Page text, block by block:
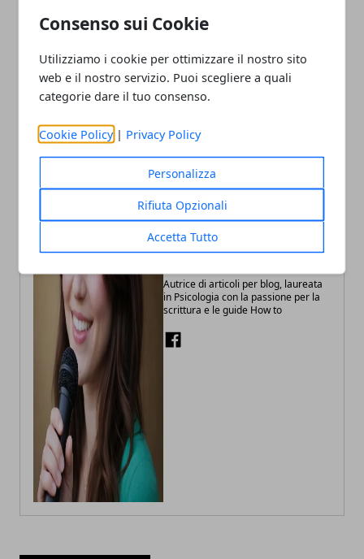
Consenso sui Cookie
Utilizziamo i cookie per ottimizzare il nostro sito
web e il nostro servizio. Puoi scegliere a quali
categorie dare il tuo consenso.
Cookie Policy | Privacy Policy
Personalizza
Rifiuta Opzionali
Accetta Tutto
gioco: nuovo spazio
parlare: presentato il libro
Annalisa Biasi
Autrice di articoli per blog, laureata
in Psicologia con la passione per la
scrittura e le guide How to